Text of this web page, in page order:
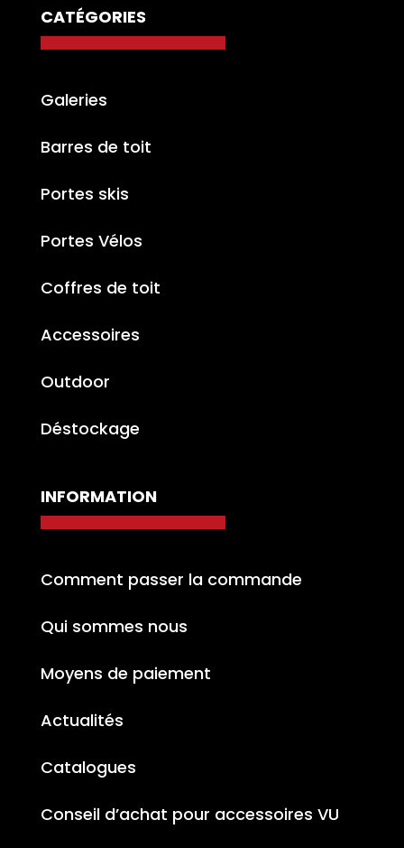
CATÉGORIES
Galeries
Barres de toit
Portes skis
Portes Vélos
Coffres de toit
Accessoires
Outdoor
Déstockage
INFORMATION
Comment passer la commande
Qui sommes nous
Moyens de paiement
Actualités
Catalogues
Conseil d’achat pour accessoires VU